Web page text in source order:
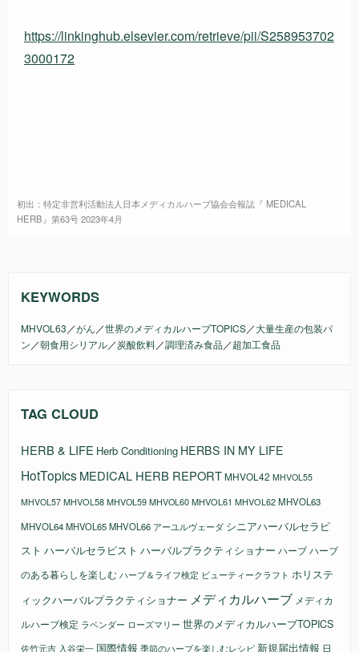
https://linkinghub.elsevier.com/retrieve/pii/S258953702
3000172
初出：特定非営利活動法人日本メディカルハーブ協会会報誌『 MEDICAL
HERB』第63号 2023年4月
KEYWORDS
MHVOL63 ／がん ／世界のメディカルハーブTOPICS／大量生産の包装パ
ン ／朝食用シリアル／炭酸飲料／調理済み食品／超加工食品
TAG CLOUD
HERB & LIFE Herb Conditioning HERBS IN MY LIFE
HotTopics MEDICAL HERB REPORTMHVOL42 MHVOL55
MHVOL57 MHVOL58 MHVOL59 MHVOL60 MHVOL61 MHVOL62MHVOL63
MHVOL64MHVOL65MHVOL66 アーユルヴェーダ シニアハーバルセラピ
スト ハーバルセラピスト ハーバルプラクティショナー ハーブハーブ
のある暮らしを楽しむ ハーブ＆ライフ検定 ビューティークラフト ホリステ
ィックハーバルプラクティショナー メディカルハーブ メディカ
ルハーブ検定 ラベンダー ローズマリー 世界のメディカルハーブTOPICS
佐竹元吉 入谷栄一 国際情報 季節のハーブを楽しむレシピ 新規届出情報 日